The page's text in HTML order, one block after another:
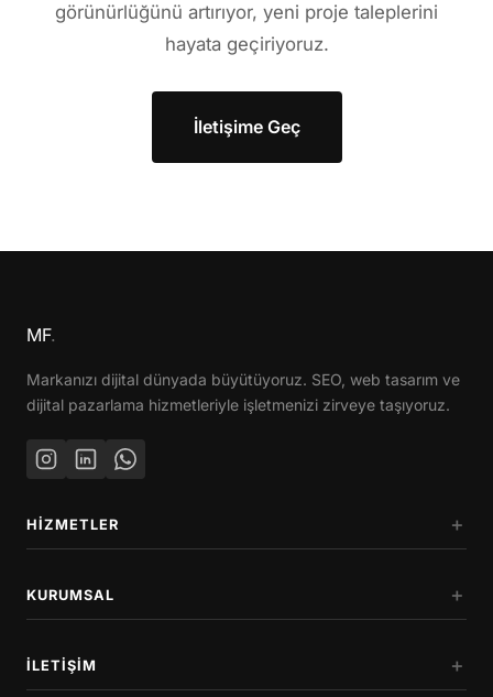
görünürlüğünü artırıyor, yeni proje taleplerini
hayata geçiriyoruz.
İletişime Geç
MF.
Markanızı dijital dünyada büyütüyoruz. SEO, web tasarım ve
dijital pazarlama hizmetleriyle işletmenizi zirveye taşıyoruz.
HIZMETLER
KURUMSAL
İLETIŞIM